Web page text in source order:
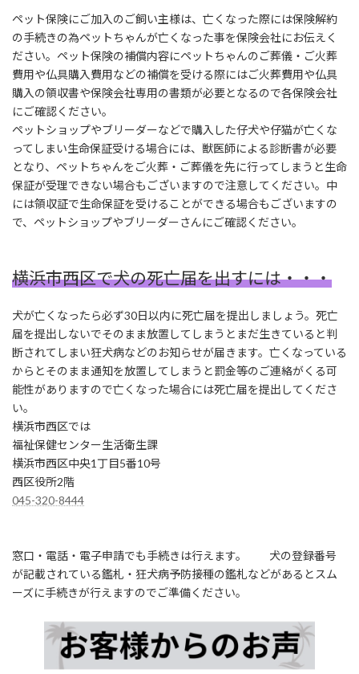
ペット保険にご加入のご飼い主様は、亡くなった際には保険解約
の手続きの為ペットちゃんが亡くなった事を保険会社にお伝えく
ださい。ペット保険の補償内容にペットちゃんのご葬儀・ご火葬
費用や仏具購入費用などの補償を受ける際にはご火葬費用や仏具
購入の領収書や保険会社専用の書類が必要となるので各保険会社
にご確認ください。
ペットショップやブリーダーなどで購入した仔犬や仔猫が亡くな
ってしまい生命保証受ける場合には、獣医師による診断書が必要
となり、ペットちゃんをご火葬・ご葬儀を先に行ってしまうと生命
保証が受理できない場合もございますので注意してください。中
には領収証で生命保証を受けることができる場合もございますの
で、ペットショップやブリーダーさんにご確認ください。
横浜市西区で犬の死亡届を出すには・・・
犬が亡くなったら必ず30日以内に死亡届を提出しましょう。死亡
届を提出しないでそのまま放置してしまうとまだ生きていると判
断されてしまい狂犬病などのお知らせが届きます。亡くなっている
からとそのまま通知を放置してしまうと罰金等のご連絡がくる可
能性がありますので亡くなった場合には死亡届を提出してくださ
い。
横浜市西区では
福祉保健センター生活衛生課
横浜市西区中央1丁目5番10号
西区役所2階
045-320-8444
窓口・電話・電子申請でも手続きは行えます。 犬の登録番号
が記載されている鑑札・狂犬病予防接種の鑑札などがあるとスム
ーズに手続きが行えますのでご準備ください。